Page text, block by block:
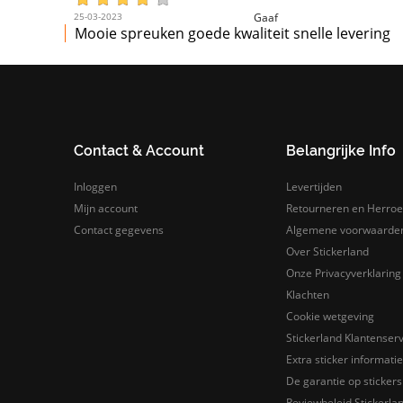
25-03-2023 Gaaf
Mooie spreuken goede kwaliteit snelle levering
Contact & Account
Inloggen
Mijn account
Contact gegevens
Belangrijke Info
Levertijden
Retourneren en
Algemene
Over Stickerland
Onze Privacyverklaring
Klachten
Cookie wetgeving
Stickerland
Extra sticker informatie
De garantie op